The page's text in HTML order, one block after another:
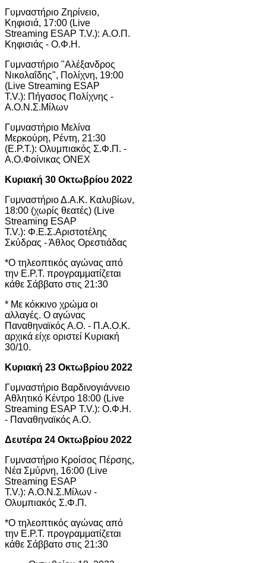
Γυμναστήριο Ζηρίνειο,
Κηφισιά, 17:00 (Live
Streaming ESAP T.V.): Α.Ο.Π.
Κηφισιάς - Ο.Φ.Η.
Γυμναστήριο "Αλέξανδρος
Νικολαΐδης", Πολίχνη, 19:00
(Live Streaming ESAP
T.V.): Πήγασος Πολίχνης -
Α.Ο.Ν.Σ.Μίλων
Γυμναστήριο Μελίνα
Μερκούρη, Ρέντη, 21:30
(Ε.Ρ.Τ.): Ολυμπιακός Σ.Φ.Π. -
Α.Ο.Φοίνικας ΟΝΕΧ
Κυριακή 30 Οκτωβρίου 2022
Γυμναστήριο Δ.Α.Κ. Καλυβίων,
18:00 (χωρίς θεατές) (Live
Streaming ESAP
T.V.): Φ.Ε.Σ.Αριστοτέλης
Σκύδρας - Άθλος Ορεστιάδας
*Ο τηλεοπτικός αγώνας από
την Ε.Ρ.Τ. προγραμματίζεται
κάθε Σάββατο στις 21:30
* Με κόκκινο χρώμα οι
αλλαγές. Ο αγώνας
Παναθηναϊκός Α.Ο. - Π.Α.Ο.Κ.
αρχικά είχε οριστεί Κυριακή
30/10.
Κυριακή 23 Οκτωβρίου 2022
Γυμναστήριο Βαρδινογιάννειο
Αθλητικό Κέντρο 18:00 (Live
Streaming ESAP T.V.): Ο.Φ.Η.
- Παναθηναϊκός Α.Ο.
Δευτέρα 24 Οκτωβρίου 2022
Γυμναστήριο Κροίσος Πέρσης,
Νέα Σμύρνη, 16:00 (Live
Streaming ESAP
T.V.): Α.Ο.Ν.Σ.Μίλων -
Ολυμπιακός Σ.Φ.Π.
*Ο τηλεοπτικός αγώνας από
την Ε.Ρ.Τ. προγραμματίζεται
κάθε Σάββατο στις 21:30